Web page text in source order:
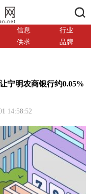
信息
行业
供求 品牌
宁明农商银行约0.05%
14:58:52